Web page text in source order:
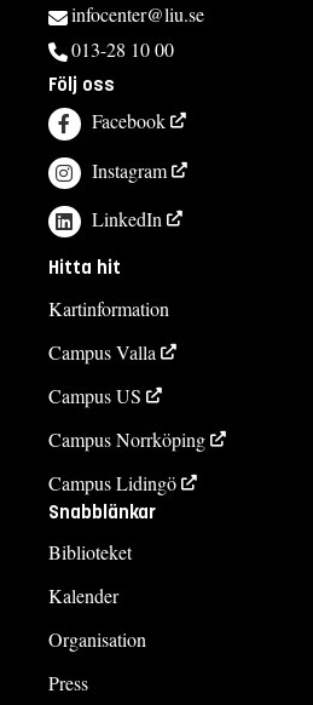
infocenter@liu.se
013-28 10 00
Följ oss
Facebook
Instagram
LinkedIn
Hitta hit
Kartinformation
Campus Valla
Campus US
Campus Norrköping
Campus Lidingö
Snabblänkar
Biblioteket
Kalender
Organisation
Press